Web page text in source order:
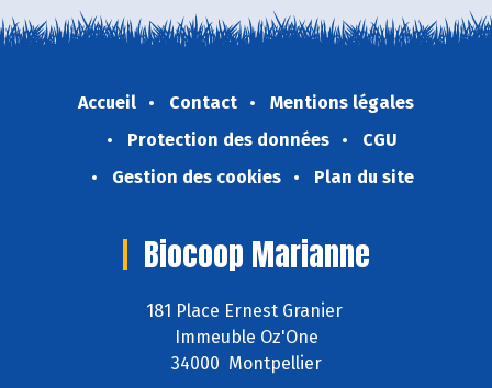
Accueil Contact
Mentions légales
Protection des données
CGU
Gestion des cookies
Plan du site
Biocoop Marianne
181 Place Ernest Granier
Immeuble Oz'One
34000 Montpellier